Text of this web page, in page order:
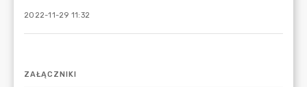
2022-11-29 11:32
ZAŁĄCZNIKI